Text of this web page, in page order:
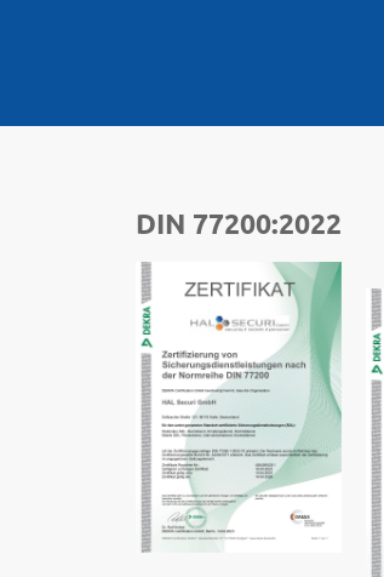
DIN 77200:2022